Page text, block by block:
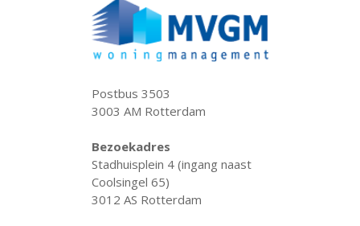
Postbus 3503
3003 AM Rotterdam
Bezoekadres
Stadhuisplein 4 (ingang naast
Coolsingel 65)
3012 AS Rotterdam